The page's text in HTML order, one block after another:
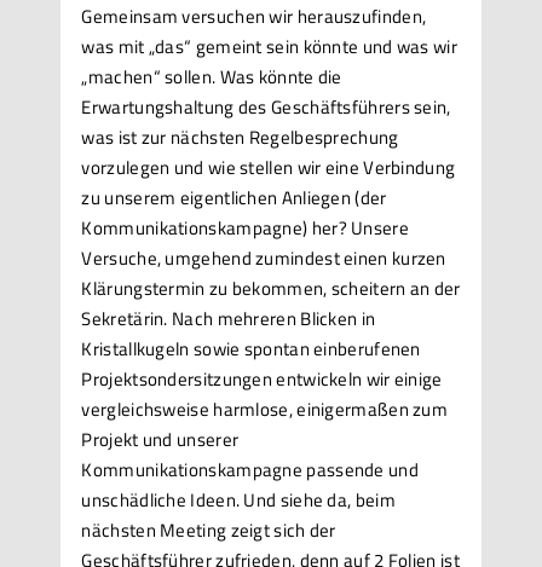
Gemeinsam versuchen wir herauszufinden,
was mit „das“ gemeint sein könnte und was wir
„machen“ sollen. Was könnte die
Erwartungshaltung des Geschäftsführers sein,
was ist zur nächsten Regelbesprechung
vorzulegen und wie stellen wir eine Verbindung
zu unserem eigentlichen Anliegen (der
Kommunikationskampagne) her? Unsere
Versuche, umgehend zumindest einen kurzen
Klärungstermin zu bekommen, scheitern an der
Sekretärin. Nach mehreren Blicken in
Kristallkugeln sowie spontan einberufenen
Projektsondersitzungen entwickeln wir einige
vergleichsweise harmlose, einigermaßen zum
Projekt und unserer
Kommunikationskampagne passende und
unschädliche Ideen. Und siehe da, beim
nächsten Meeting zeigt sich der
Geschäftsführer zufrieden, denn auf 2 Folien ist